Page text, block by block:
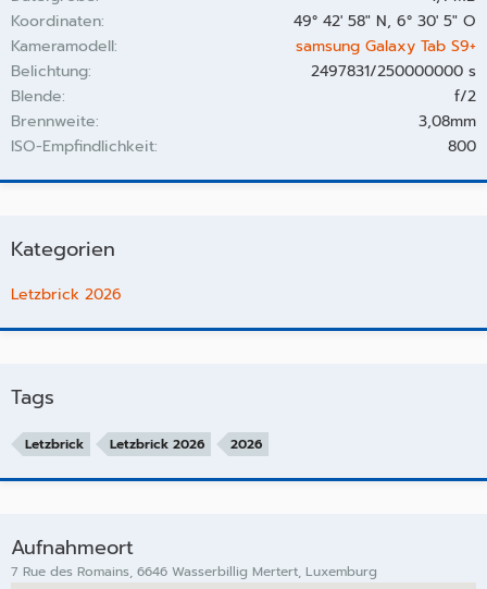
Koordinaten
49° 42' 58" N, 6° 30' 5" O
Kameramodell
samsung Galaxy Tab S9+
Belichtung
2497831/250000000 s
Blende
f/2
Brennweite
3,08mm
ISO-Empfindlichkeit
800
Kategorien
Letzbrick 2026
Tags
Letzbrick Letzbrick 2026 2026
Aufnahmeort
7 Rue des Romains, 6646 Wasserbillig Mertert, Luxemburg